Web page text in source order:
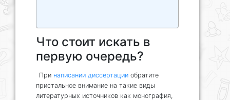
Что стоит искать в
первую очередь?
При написании диссертации обратите
пристальное внимание на такие виды
литературных источников как монография,